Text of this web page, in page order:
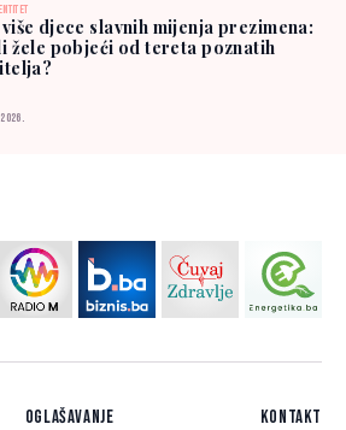
više djece slavnih mijenja prezimena:
žele pobjeći od tereta poznatih
Oglašavanje Kontakt